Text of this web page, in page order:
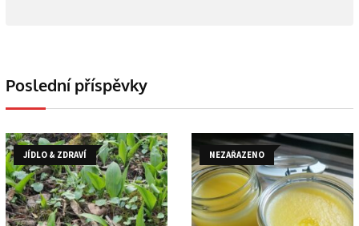
Poslední příspěvky
JÍDLO & ZDRAVÍ NEZAŘAZENO